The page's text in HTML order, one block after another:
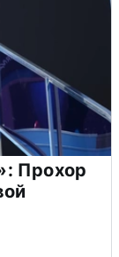
Прохор